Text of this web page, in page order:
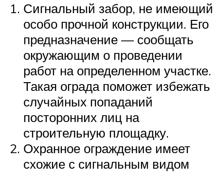
Сигнальный забор, не имеющий
особо прочной конструкции. Его
предназначение — сообщать
окружающим о проведении
работ на определенном участке.
Такая ограда поможет избежать
случайных попаданий
посторонних лиц на
строительную площадку.
Охранное ограждение имеет
схожие с сигнальным видом